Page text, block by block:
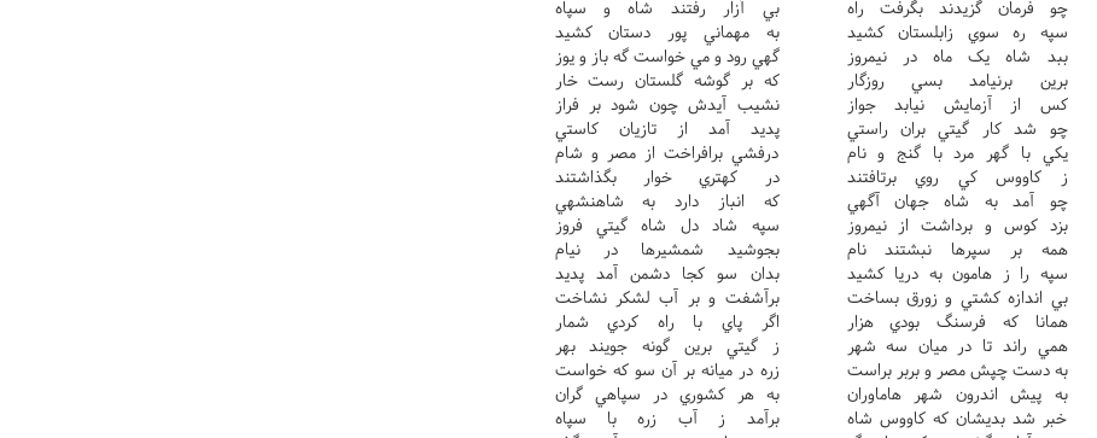
چو فرمان گزيدند بگرفت راه
بي آزار رفتند شاه و سپاه
سپه ره سوي زابلستان کشيد
به مهماني پور دستان کشيد
ببد شاه يک ماه در نيمروز
گهي رود و مي خواست گه باز و يوز
برين برنيامد بسي روزگار
که بر گوشه گلستان رست خار
کس از آزمايش نيابد جواز
نشيب آيدش چون شود بر فراز
چو شد کار گيتي بران راستي
پديد آمد از تازيان کاستي
يکي با گهر مرد با گنج و نام
درفشي برافراخت از مصر و شام
ز کاووس کي روي برتافتند
در کهتري خوار بگذاشتند
چو آمد به شاه جهان آگهي
که انباز دارد به شاهنشهي
بزد کوس و برداشت از نيمروز
سپه شاد دل شاه گيتي فروز
همه بر سپرها نبشتند نام
بجوشيد شمشيرها در نيام
سپه را ز هامون به دريا کشيد
بدان سو کجا دشمن آمد پديد
بي اندازه کشتي و زورق بساخت
برآشفت و بر آب لشکر نشاخت
همانا که فرسنگ بودي هزار
اگر پاي با راه کردي شمار
همي راند تا در ميان سه شهر
ز گيتي برين گونه جويند بهر
به دست چپش مصر و بربر براست
زره در ميانه بر آن سو که خواست
به پيش اندرون شهر هاماوران
به هر کشوري در سپاهي گران
خبر شد بديشان که کاووس شاه
برآمد ز آب زره با سپاه